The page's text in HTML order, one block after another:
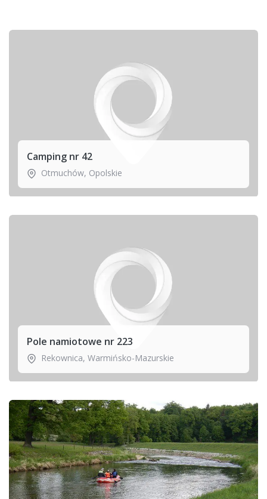
Camping nr 42
Otmuchów, Opolskie
Pole namiotowe nr 223
Rekownica, Warmińsko-Mazurskie